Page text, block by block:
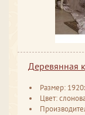
Деревянная
Размер:
Цвет: